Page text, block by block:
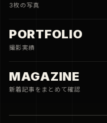
3枚の写真
PORTFOLIO
撮影実績
MAGAZINE
新着記事をまとめて確認